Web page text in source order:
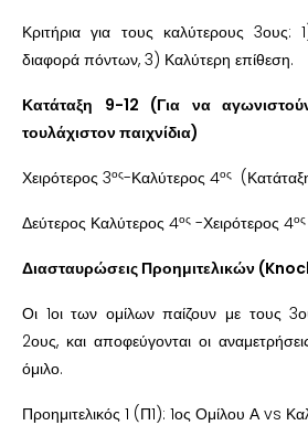
Κριτήρια για τους καλύτερους 3ους:
διαφορά πόντων, 3) Καλύτερη επίθεση.
Κατάταξη 9-12 (Για να
τουλάχιστον παιχνίδια)
Χειρότερος 3ος-Καλύτερος 4ος
Δεύτερος Καλύτερος 4ος -Χειρότερος 4ος
Διασταυρώσεις Προημιτελικών
Οι 1οι των ομίλων παίζουν με τους
2ους, και αποφεύγονται οι
όμιλο.
Προημιτελικός 1 (Π1): 1ος Ομίλου Α vs